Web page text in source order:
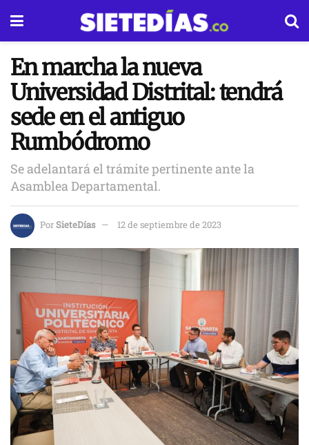
En marcha la nueva
Universidad Distrital: tendrá
sede en el antiguo
Rumbódromo
Se adelantará el trámite pertinente ante la
Asamblea Departamental.
PorSieteDías 12 de septiembre de 2023